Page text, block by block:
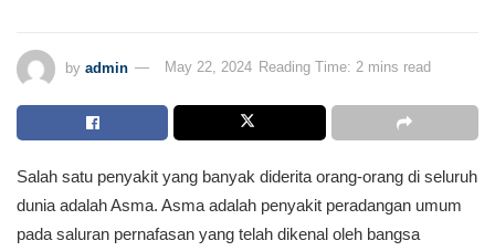
by admin May 22, 2024 Reading Time: 2 mins read
Salah satu penyakit yang banyak diderita orang-orang di seluruh
dunia adalah Asma. Asma adalah penyakit peradangan umum
pada saluran pernafasan yang telah dikenal oleh bangsa